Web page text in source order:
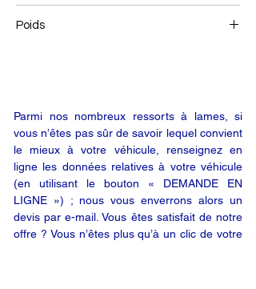
Poids
Parmi nos nombreux ressorts à lames, si
vous n’êtes pas sûr de savoir lequel convient
le mieux à votre véhicule, renseignez en
ligne les données relatives à votre véhicule
(en utilisant le bouton « DEMANDE EN
LIGNE ») ; nous vous enverrons alors un
devis par e-mail. Vous êtes satisfait de notre
offre ? Vous n’êtes plus qu’à un clic de votre